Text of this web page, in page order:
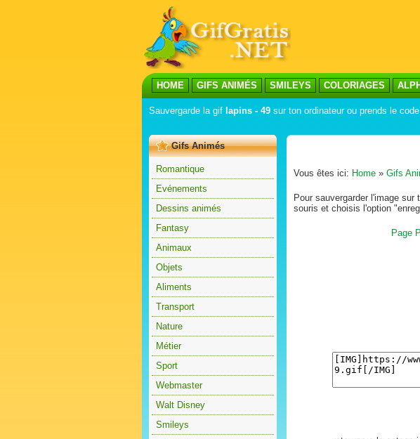
HOME GIFS ANIMÉS SMILEYS COLORIAGES
Sauvergarde la gif lapins - 49 sur ton ordinateur ou prends le
Gifs Animés
Romantique
Evénements
Dessins animés
Fantasy
Animaux
Objets
Aliments
Transport
Nature
Métier
Sport
Webmaster
Walt Disney
Smileys
Vous êtes ici: Home » Gifs
Pour sauvergarder l'image
souris et choisis l'option
Page